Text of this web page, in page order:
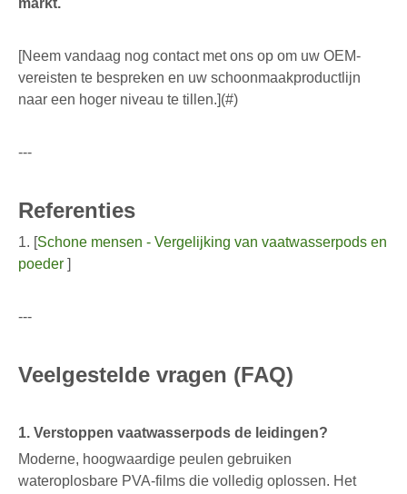
markt.
[Neem vandaag nog contact met ons op om uw OEM-
vereisten te bespreken en uw schoonmaakproductlijn
naar een hoger niveau te tillen.](#)
---
Referenties
1. [Schone mensen - Vergelijking van vaatwasserpods en
poeder ]
---
Veelgestelde vragen (FAQ)
1. Verstoppen vaatwasserpods de leidingen?
Moderne, hoogwaardige peulen gebruiken
wateroplosbare PVA-films die volledig oplossen. Het